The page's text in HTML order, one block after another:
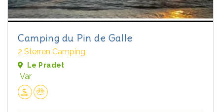
Camping du Pin de Galle
2 Sterren Camping
Le Pradet
Var